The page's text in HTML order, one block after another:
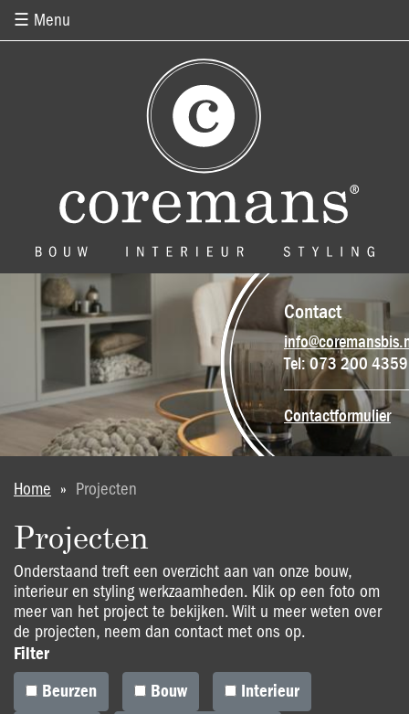
Overslaan en naar de inhoud gaan
☰ Menu
Contact
Tel: 073 200 4359
Contactformulier
U bent hier
Home » Projecten
Projecten
Onderstaand treft een overzicht aan van onze bouw,
interieur en styling werkzaamheden. Klik op een foto om
meer van het project te bekijken. Wilt u meer weten over
de projecten, neem dan contact met ons op.
Filter
Beurzen
Bouw
Interieur